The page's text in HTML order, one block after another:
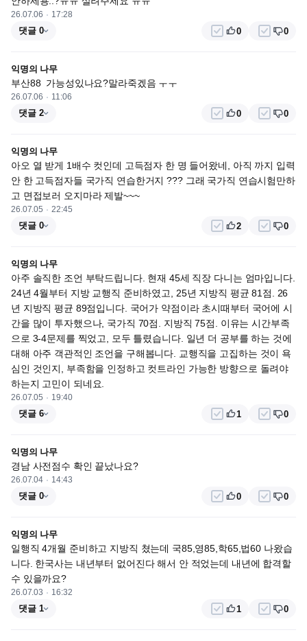
26.07.06 17:28
댓글 0 0 0
익명의 나무
부산88  가능성있나요?말라죽겠음 ㅜㅜ
26.07.06 11:06
댓글 2 0 0
익명의 나무
아오 열 받게 1배수 컷인데 고득점자 한 명 들어왔네, 아직 까지 입력
안 한 고득점자들 국가직 연습한거지 ??? 그래 국가직 연습시험만하
고 면접보러 오지마라 제발~~~
26.07.05 22:45
댓글 0 2 0
익명의 나무
아주 솔직한 조언 부탁드립니다. 현재 45세 직장 다니는 엄마입니다.
24년 4월부터 지방 교행직 준비하였고, 25년 지방직 평균 81점. 26
년 지방직 평균 89점입니다. 국어가 약점이라 초시때부터 국어에 시
간을 많이 투자했으나, 국가직 70점. 지방직 75점. 이유는 시간부족
으로 3-4문제를 찍었고, 모두 틀렸습니다. 일년 더 공부를 하는 것에
대해 아주 객관적인 조언을 구해봅니다. 교행직을 고집하는 것이 욕
심인 것인지, 부족함을 인정하고 컷트라인 가능한 방향으로 돌려야
하는지 고민이 되네요.
26.07.05 19:40
댓글 6 1 0
익명의 나무
경남 사전점수 확인 끝났나요?
26.07.04 14:43
댓글 0 0 0
익명의 나무
일행직 4개월 준비하고 지방직 쳤는데 국85,영85,학65,법60 나왔습
니다. 한국사는 내년부터 없어진다 해서 안 적었는데 내년에 합격할
수 있을까요?
26.07.03 16:32
댓글 1 1 0